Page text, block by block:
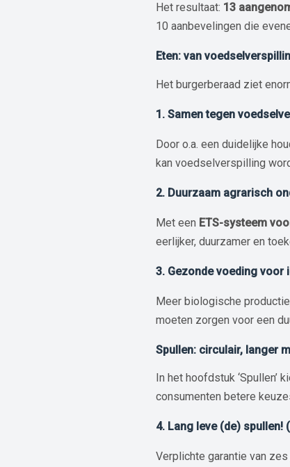
Het resultaat: 13
10 aanbevelingen die
Eten: van
Het burgerberaad ziet
1. Samen tegen
Door o.a. een duidelijke
kan voedselverspilling
2. Duurzaam agrarisch
Met een ETS-systeem
eerlijker, duurzamer en
3. Gezonde voeding voor
Meer biologische
moeten zorgen voor een
Spullen: circulair, langer
In het hoofdstuk
consumenten betere
4. Lang leve (de) spullen!
Verplichte garantie van